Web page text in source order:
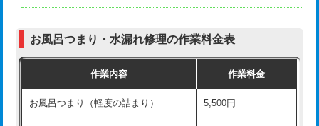
交換・取付（普通便座） 11,000円+材料費
交換・取付（温水洗浄便座） 16,500円+材料費
交換・取付(単水栓（壁付・デッキ
式）)
13,200円+材料費
お風呂つまり・水漏れ修理の作業料金表
作業内容 作業料金
お風呂つまり（軽度の詰まり） 5,500円